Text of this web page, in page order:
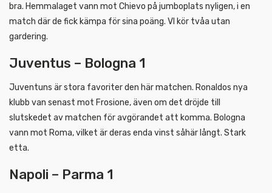
bra. Hemmalaget vann mot Chievo på jumboplats nyligen, i en
match där de fick kämpa för sina poäng. VI kör tvåa utan
gardering.
Juventus – Bologna 1
Juventuns är stora favoriter den här matchen. Ronaldos nya
klubb van senast mot Frosione, även om det dröjde till
slutskedet av matchen för avgörandet att komma. Bologna
vann mot Roma, vilket är deras enda vinst såhär långt. Stark
etta.
Napoli – Parma 1